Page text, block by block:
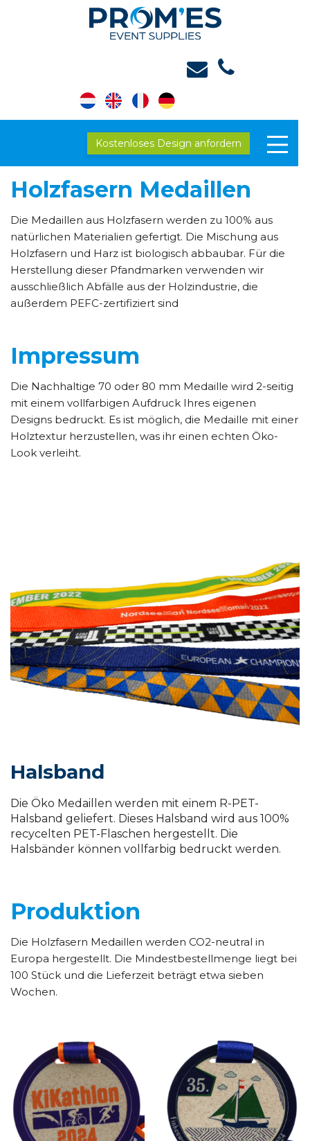
Kostenloses Design anfordern
Holzfasern Medaillen
Die Medaillen aus Holzfasern werden zu 100% aus
natürlichen Materialien gefertigt. Die Mischung aus
Holzfasern und Harz ist biologisch abbaubar. Für die
Herstellung dieser Pfandmarken verwenden wir
ausschließlich Abfälle aus der Holzindustrie, die
außerdem PEFC-zertifiziert sind
Impressum
Die Nachhaltige 70 oder 80 mm Medaille wird 2-seitig
mit einem vollfarbigen Aufdruck Ihres eigenen
Designs bedruckt. Es ist möglich, die Medaille mit einer
Holztextur herzustellen, was ihr einen echten Öko-
Look verleiht.
Halsband
Die Öko Medaillen werden mit einem R-PET-
Halsband geliefert. Dieses Halsband wird aus 100%
recycelten PET-Flaschen hergestellt. Die
Halsbänder können vollfarbig bedruckt werden.
Produktion
Die Holzfasern Medaillen werden CO2-neutral in
Europa hergestellt. Die Mindestbestellmenge liegt bei
100 Stück und die Lieferzeit beträgt etwa sieben
Wochen.